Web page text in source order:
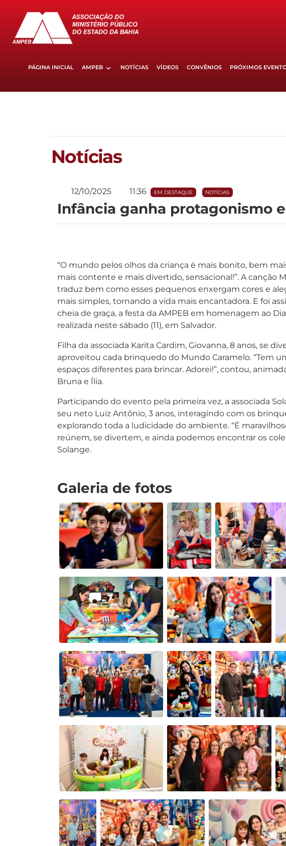
PÁGINA INICIAL AMPEB NOTÍCIAS VÍDEOS CONVÊNIOS PRÓXIMOS
Notícias
12/10/2025 11:36 EM DESTAQUE NOTÍCIAS
Infância ganha protagonismo
“O mundo pelos olhos da criança é mais bonito, bem
mais contente e mais divertido, sensacional!”. A canção
traduz bem como esses pequenos enxergam cores e
mais simples, tornando a vida mais encantadora. E foi
cheia de graça, a festa da AMPEB em homenagem ao
realizada neste sábado (11), em Salvador.
Filha da associada Karita Cardim, Giovanna, 8 anos, se
aproveitou cada brinquedo do Mundo Caramelo. “Tem
espaços diferentes para brincar. Adorei!”, contou,
Bruna e Ília.
Participando do evento pela primeira vez, a associada
seu neto Luiz Antônio, 3 anos, interagindo com os
explorando toda a ludicidade do ambiente. “É
reúnem, se divertem, e ainda podemos encontrar os
Solange.
Galeria de fotos